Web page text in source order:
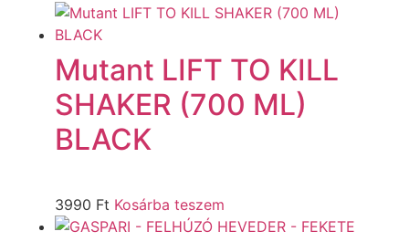
Mutant LIFT TO KILL
SHAKER (700 ML)
BLACK
3990 Ft Kosárba teszem